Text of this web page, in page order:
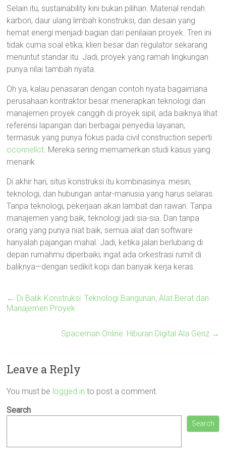
Selain itu, sustainability kini bukan pilihan. Material rendah
karbon, daur ulang limbah konstruksi, dan desain yang
hemat energi menjadi bagian dari penilaian proyek. Tren ini
tidak cuma soal etika; klien besar dan regulator sekarang
menuntut standar itu. Jadi, proyek yang ramah lingkungan
punya nilai tambah nyata.
Oh ya, kalau penasaran dengan contoh nyata bagaimana
perusahaan kontraktor besar menerapkan teknologi dan
manajemen proyek canggih di proyek sipil, ada baiknya lihat
referensi lapangan dari berbagai penyedia layanan,
termasuk yang punya fokus pada civil construction seperti
oconnellct. Mereka sering memamerkan studi kasus yang
menarik.
Di akhir hari, situs konstruksi itu kombinasinya: mesin,
teknologi, dan hubungan antar-manusia yang harus selaras.
Tanpa teknologi, pekerjaan akan lambat dan rawan. Tanpa
manajemen yang baik, teknologi jadi sia-sia. Dan tanpa
orang yang punya niat baik, semua alat dan software
hanyalah pajangan mahal. Jadi, ketika jalan berlubang di
depan rumahmu diperbaiki, ingat ada orkestrasi rumit di
baliknya—dengan sedikit kopi dan banyak kerja keras.
← Di Balik Konstruksi: Teknologi Bangunan, Alat Berat dan
Manajemen Proyek
Spaceman Online: Hiburan Digital Ala Genz →
Leave a Reply
You must be logged in to post a comment.
Search
Search